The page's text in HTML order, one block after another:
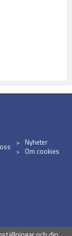
Nyheter
Om cookies